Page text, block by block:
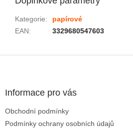
Kategorie:
papírové
EAN: 3329680547603
Informace pro vás
Obchodní podmínky
Podmínky ochrany osobních údajů